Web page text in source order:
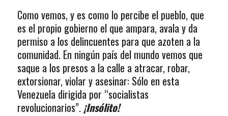
Como vemos, y es como lo percibe el pueblo, que
es el propio gobierno el que ampara, avala y da
permiso a los delincuentes para que azoten a la
comunidad. En ningún país del mundo vemos que
saque a los presos a la calle a atracar, robar,
extorsionar, violar y asesinar: Sólo en esta
Venezuela dirigida por “socialistas
revolucionarios”.¡Insólito!